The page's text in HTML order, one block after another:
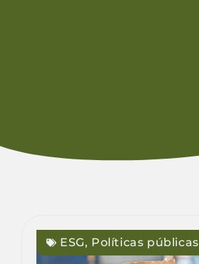
ESG, Políticas públicas